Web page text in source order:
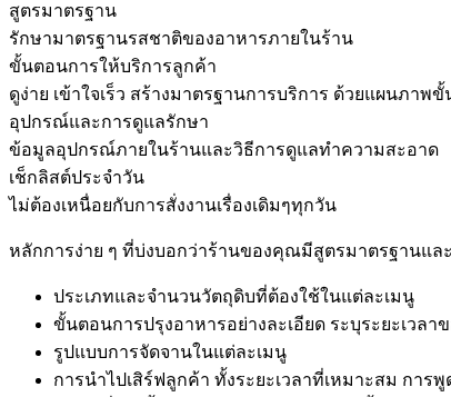
สูตรมาตรฐาน
รักษามาตรฐานรสชาติของอาหารภายในร้าน
ขั้นตอนการให้บริการลูกค้า
ดูง่าย เข้าใจเร็ว สร้างมาตรฐานการบริการ ด้วยแผนภาพ
อุปกรณ์และการดูแลรักษา
ข้อมูลอุปกรณ์ภายในร้านและวิธีการดูแลทำความสะอาด
เช็กลิสต์ประจำวัน
ไม่ต้องเหนื่อยกับการสั่งงานเรื่องเดิมๆทุกวัน
หลักการง่าย ๆ ที่บ่งบอกว่าร้านของคุณมีสูตรมาตรฐานแล
ประเภทและจำนวนวัตถุดิบที่ต้องใช้ในแต่ละเมนู
ขั้นตอนการปรุงอาหารอย่างละเอียด ระบุระยะเวล
รูปแบบการจัดจานในแต่ละเมนู
การนำไปเสิร์ฟลูกค้า ทั้งระยะเวลาที่เหมาะสม การ